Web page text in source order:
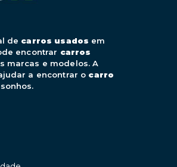
de carros usados em
encontrar carros
marcas e modelos. A
a encontrar o carro